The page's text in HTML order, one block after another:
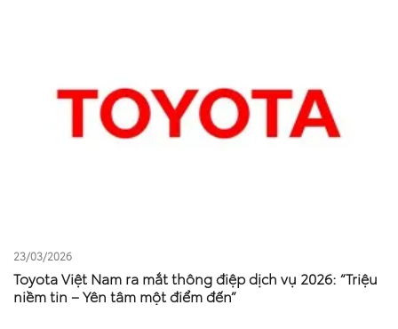
23/03/2026
Toyota Việt Nam ra mắt thông điệp dịch vụ 2026: “Triệu
niềm tin – Yên tâm một điểm đến”